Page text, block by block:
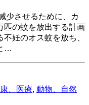
少させるために、カ
匹の蚊を放出する計画
妊のオス蚊を放ち、
…
、医療, 動物、自然